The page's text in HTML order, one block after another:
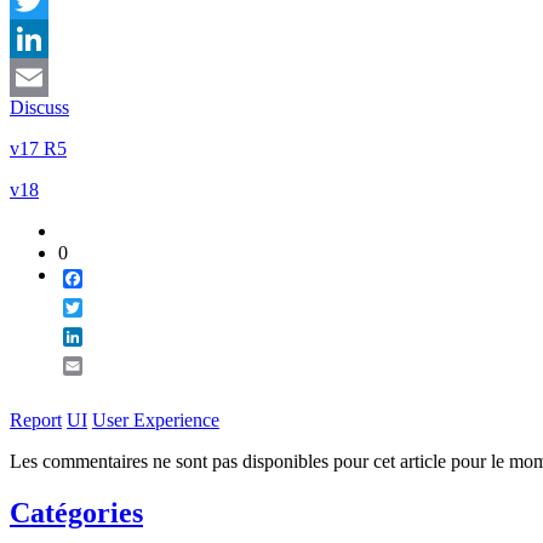
Twitter
LinkedIn
Email
Discuss
v17 R5
v18
0
Report UI User Experience
Les commentaires ne sont pas disponibles pour cet article pour le
Catégories